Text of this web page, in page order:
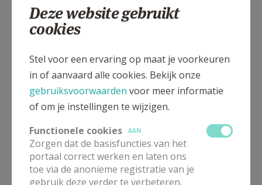
Pastoor
Deze website gebruikt
cookies
Stel voor een ervaring op maat je voorkeuren
in of aanvaard alle cookies. Bekijk onze
gebruiksvoorwaarden voor meer informatie
of om je instellingen te wijzigen.
Functionele cookies
AAN
Zorgen dat de basisfuncties van het
portaal correct werken en laten ons
toe via de anonieme registratie van je
gebruik deze verder te verbeteren.